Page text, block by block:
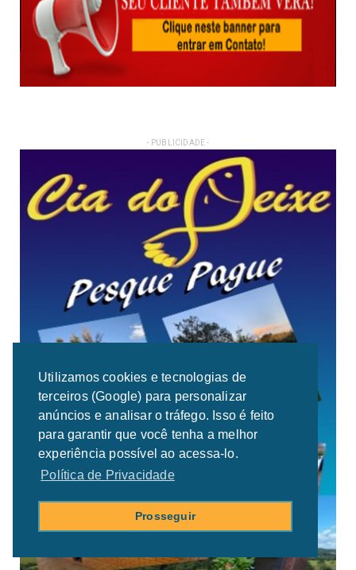
Utilizamos cookies e tecnologias de
terceiros (Google) para personalizar
anúncios e analisar o tráfego. Isso é feito
para garantir que você tenha a melhor
experiência possível ao acessa-lo.
Política de Privacidade
Prosseguir
- PUBLICIDADE -